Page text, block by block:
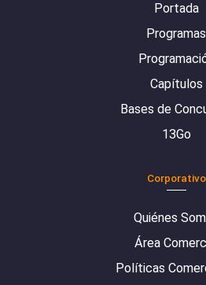
Portada
Programas
Capítulos
Bases de
13Go
Corporativo
Quiénes
Área
Políticas